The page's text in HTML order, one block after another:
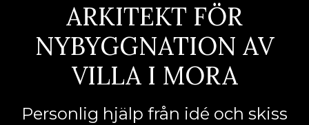
ARKITEKT FÖR
NYBYGGNATION AV
VILLA I MORA
Personlig hjälp från idé och skiss